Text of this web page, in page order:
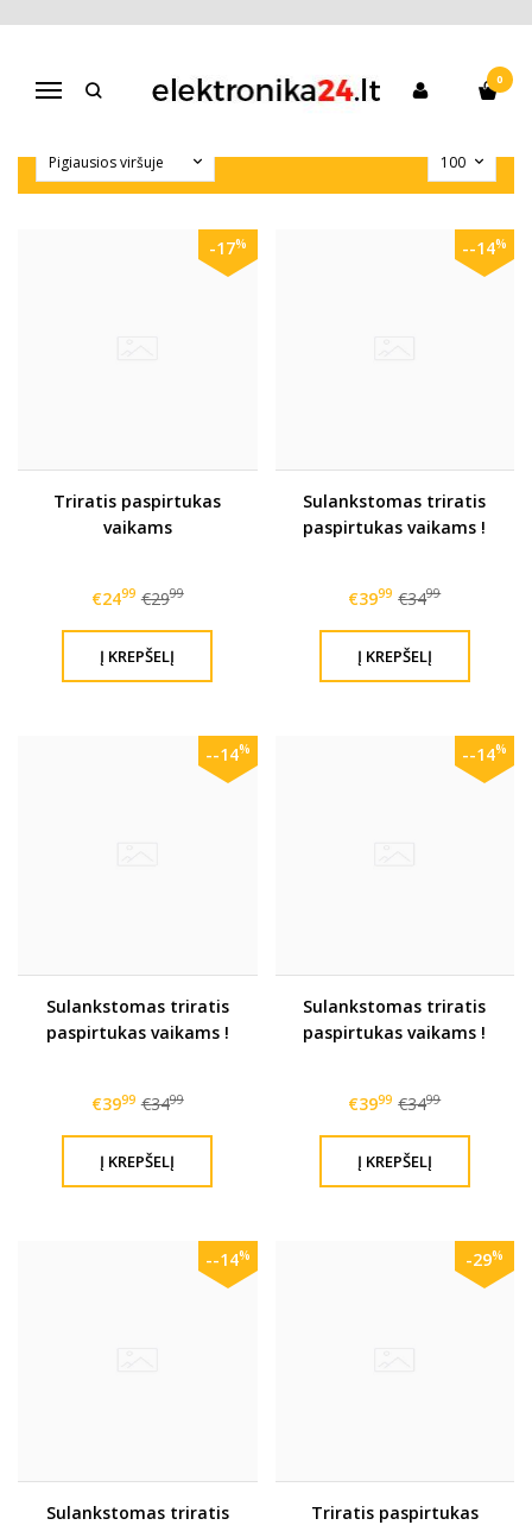
Navigacija
0
PREKĖS SU NUOLAIDA
Pagrindinis Prekės su nuolaida
-17%
Triratis paspirtukas
vaikams
€2499 €2999
--14%
Sulankstomas triratis
paspirtukas vaikams !
€3999 €3499
--14%
Sulankstomas triratis
paspirtukas vaikams !
€3999 €3499
--14%
Sulankstomas triratis
paspirtukas vaikams !
€3999 €3499
--14%
Sulankstomas triratis
-29%
Triratis paspirtukas